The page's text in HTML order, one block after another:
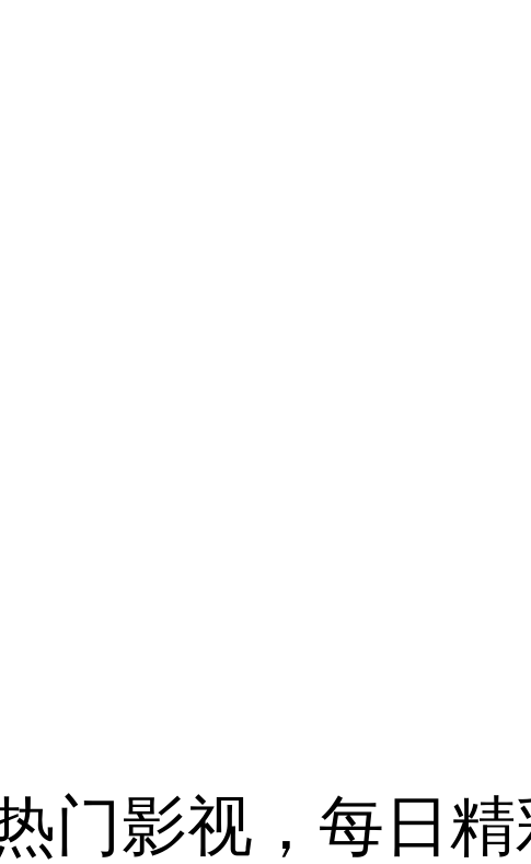
门影视，每日精